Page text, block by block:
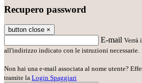
Recupero password
button close ×
E-mail Verrà
all'indirizzo indicato con le istruzioni necessarie.
Non hai una e-mail associata al nome utente?
tramite la Login Spaggiari